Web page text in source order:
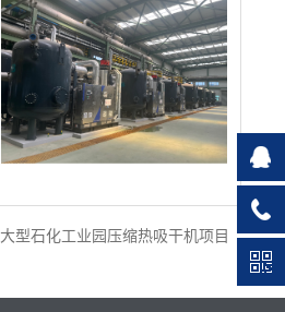
大型石化工业园压缩热吸干机项目